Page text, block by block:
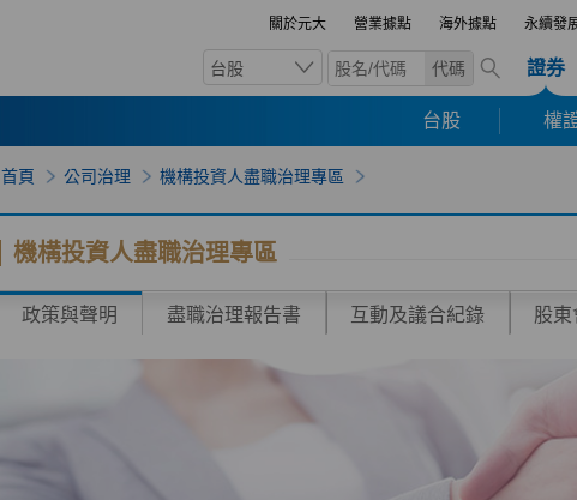
關於元大 營業據點 海外據點 永續發
台股 代碼 證券
台股 權
首頁 公司治理 機構投資人盡職治理專區
機構投資人盡職治理專區
政策與聲明 盡職治理報告書 互動及議合紀錄 股東